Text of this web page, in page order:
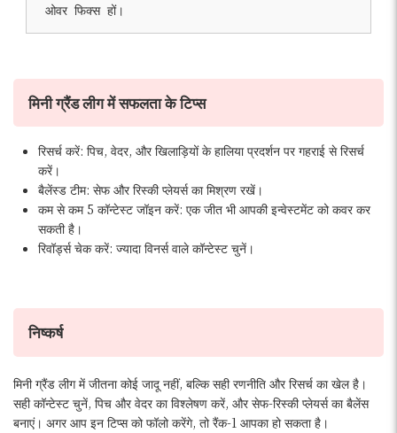
ओवर फिक्स हों।
मिनी ग्रैंड लीग में सफलता के टिप्स
रिसर्च करें: पिच, वेदर, और खिलाड़ियों के हालिया प्रदर्शन पर गहराई से रिसर्च
करें।
बैलेंस्ड टीम: सेफ और रिस्की प्लेयर्स का मिश्रण रखें।
कम से कम 5 कॉन्टेस्ट जॉइन करें: एक जीत भी आपकी इन्वेस्टमेंट को कवर कर
सकती है।
रिवॉर्ड्स चेक करें: ज्यादा विनर्स वाले कॉन्टेस्ट चुनें।
निष्कर्ष
मिनी ग्रैंड लीग में जीतना कोई जादू नहीं, बल्कि सही रणनीति और रिसर्च का खेल है।
सही कॉन्टेस्ट चुनें, पिच और वेदर का विश्लेषण करें, और सेफ-रिस्की प्लेयर्स का बैलेंस
बनाएं। अगर आप इन टिप्स को फॉलो करेंगे, तो रैंक-1 आपका हो सकता है।